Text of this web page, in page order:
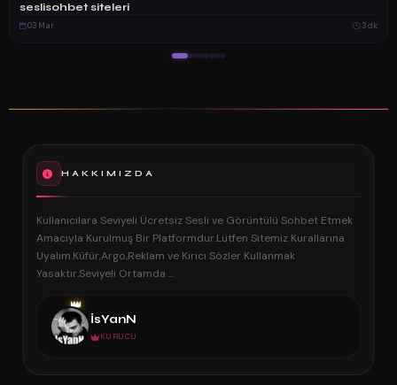
seslisohbet siteleri
03 Mar 3 dk
HAKKIMIZDA
Kullanıcılara Seviyeli Ücretsiz Sesli ve Görüntülü Sohbet Etmek
Amacıyla Kurulmuş Bir Platformdur.Lütfen Sitemiz Kurallarına
Uyalım.Küfür,Argo,Reklam ve Kırıcı Sözler Kullanmak
Yasaktır.Seviyeli Ortamda ...
👑
İsYanN
KURUCU